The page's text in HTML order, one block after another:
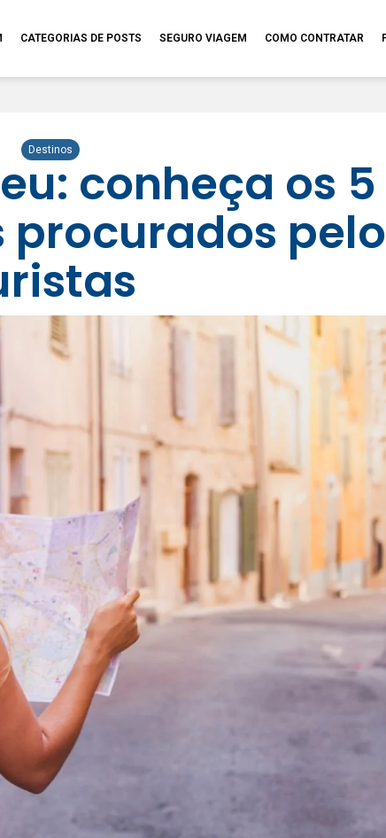
CATEGORIAS DE POSTS SEGURO VIAGEM COMO CONTRATAR
Destinos
conheça os 5